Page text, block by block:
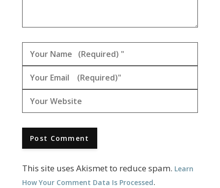
This site uses Akismet to reduce spam. Learn
How Your Comment Data Is Processed.